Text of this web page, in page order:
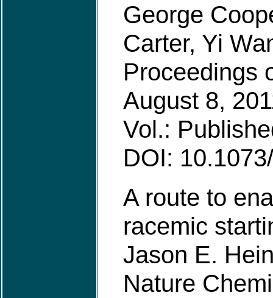
George
Carter, Yi
Proceedings
August 8,
Vol.:
DOI:
A route to
racemic
Jason E.
Nature